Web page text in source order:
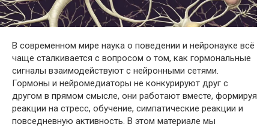
В современном мире наука о поведении и нейронауке всё
чаще сталкивается с вопросом о том, как гормональные
сигналы взаимодействуют с нейронными сетями.
Гормоны и нейромедиаторы не конкурируют друг с
другом в прямом смысле, они работают вместе, формируя
реакции на стресс, обучение, симпатические реакции и
повседневную активность. В этом материале мы